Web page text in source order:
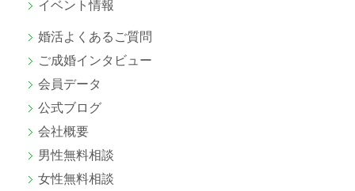
イベント情報
婚活よくあるご質問
ご成婚インタビュー
会員データ
公式ブログ
会社概要
男性無料相談
女性無料相談